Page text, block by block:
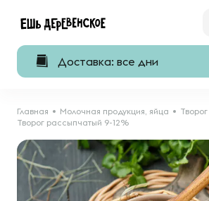
Доставка: все дни
Главная Молочная продукция, яйца
Творог
Творог рассыпчатый 9-12%